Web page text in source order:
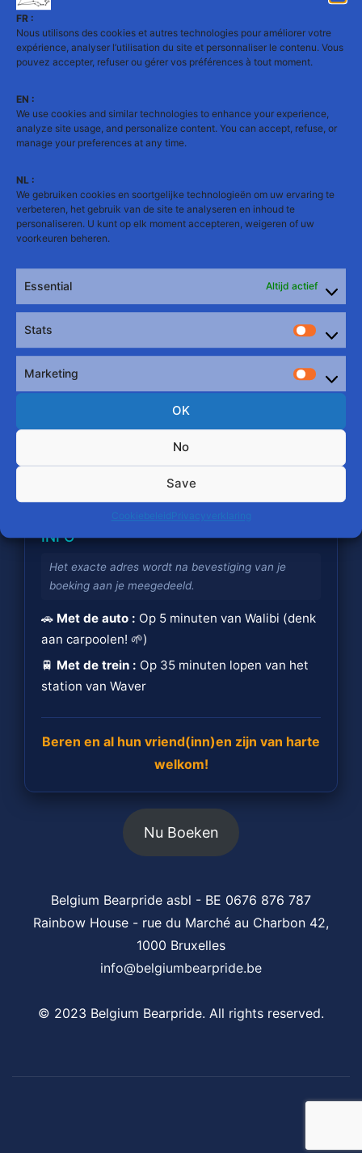
FR :
Nous utilisons des cookies et autres technologies pour améliorer votre
expérience, analyser l’utilisation du site et personnaliser le contenu. Vous
pouvez accepter, refuser ou gérer vos préférences à tout moment.
EN :
We use cookies and similar technologies to enhance your experience,
analyze site usage, and personalize content. You can accept, refuse, or
manage your preferences at any time.
NL :
We gebruiken cookies en soortgelijke technologieën om uw ervaring te
verbeteren, het gebruik van de site te analyseren en inhoud te
personaliseren. U kunt op elk moment accepteren, weigeren of uw
voorkeuren beheren.
Essential Altijd actief
Stats
Stats
Marketing
OK
No
Save
CookiebeleidPrivacyverklaring
BEARPRIDE
Zaterdag 15 augustus | Van 14:00 tot
Vier samen met ons dit bijzondere jubileum!
Op het programma: zwembad, spelletjes,
ALL-INCLUSIVE FORMULE
€ 50
Alles is inbegrepen!
💳 Registratie & Boeking
Vul het onderstaande
inschrijvingsformulier zorgvuldig in.
Klik na het invullen op de knop
Volgende »om de beveiligde betaling
uit te voeren en je boeking af te
ronden.
📍 BEREIKBAARHEID & PRAKTISCHE
INFO
Het exacte adres wordt na bevestiging van je
boeking aan je meegedeeld.
🚗 Met de auto : Op 5 minuten van Walibi (denk
aan carpoolen! 🌱)
🚆 Met de trein : Op 35 minuten lopen van het
station van Waver
Beren en al hun vriend(inn)en zijn van harte
welkom!
Nu Boeken
Belgium Bearpride asbl - BE 0676 876 787
Rainbow House - rue du Marché au Charbon 42,
1000 Bruxelles
info@belgiumbearpride.be
© 2023 Belgium Bearpride. All rights reserved.